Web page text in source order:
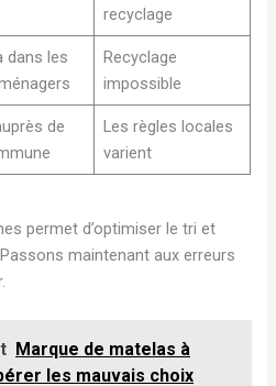
recyclage
dans les
Recyclage
impossible
de
Les règles locales
varient
permet d’optimiser le tri et
maintenant aux erreurs
Marque de matelas à
les mauvais choix